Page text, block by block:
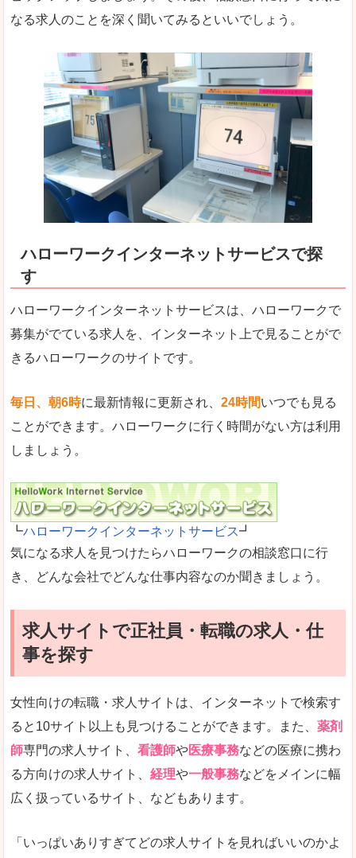
なる求人のことを深く聞いてみるといいでしょう。
ハローワークインターネットサービスで探
す
ハローワークインターネットサービスは、ハローワークで
募集がでている求人を、インターネット上で見ることがで
きるハローワークのサイトです。
毎日、朝6時に最新情報に更新され、 24時間いつでも見る
ことができます。ハローワークに行く時間がない方は利用
しましょう。
┗ハローワークインターネットサービス┛
気になる求人を見つけたらハローワークの相談窓口に行
き、どんな会社でどんな仕事内容なのか聞きましょう。
求人サイトで正社員・転職の求人・仕
事を探す
女性向けの転職・求人サイトは、インターネットで検索す
ると10サイト以上も見つけることができます。また、 薬剤
師専門の求人サイト、 看護師や医療事務などの医療に携わ
る方向けの求人サイト、 経理や一般事務などをメインに幅
広く扱っているサイト、などもあります。
「いっぱいありすぎてどの求人サイトを見ればいいのかよ